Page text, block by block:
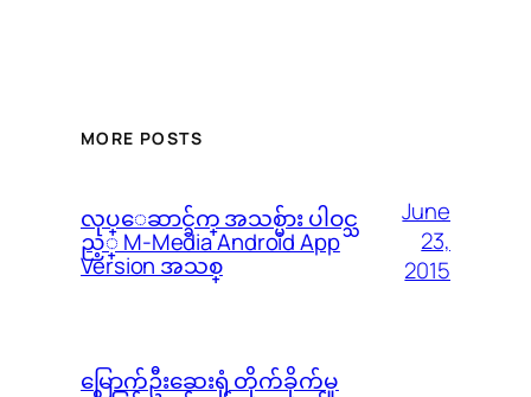
MORE POSTS
လုပ္ေဆာင္ခ်က္ အသစ္မ်ား ပါဝင္သ
ည့္ M-Media Android App
Version အသစ္
June
23,
2015
မြောက်ဦးဆေးရုံ တိုက်ခိုက်မှု